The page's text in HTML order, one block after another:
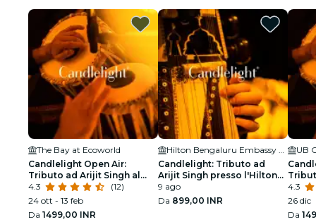
The Bay at Ecoworld
Candlelight Open Air:
Tributo ad Arijit Singh al
The Bay Amphitheatre
4.3
(12)
24 ott - 13 feb
Da 1499,00 INR
Hilton Bengaluru Embassy Manyata Business Park
Candlelight: Tributo ad
Arijit Singh presso l'Hilton
Embassy Manyata
9 ago
Da 899,00 INR
UB
4.3
26 dic
Da